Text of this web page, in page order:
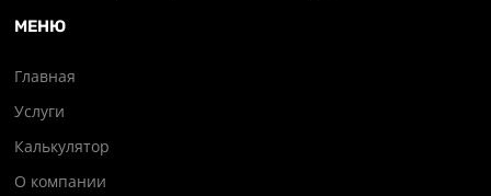
МЕНЮ
Главная
Услуги
Калькулятор
О компании